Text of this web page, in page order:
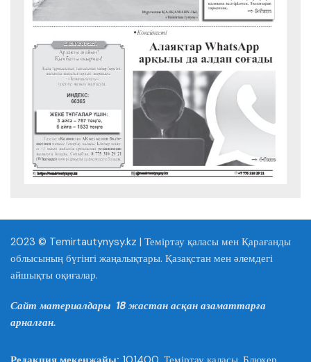
2023 © Temirtautynysy.kz | Теміртау қаласы мен Қарағанды
облысының бүгінгі жаңалықтары. Қазақстан мен әлемдегі
айшықты оқиғалар.
Сайт материалдары 18 жастан асқан азаматтарға
арналған.